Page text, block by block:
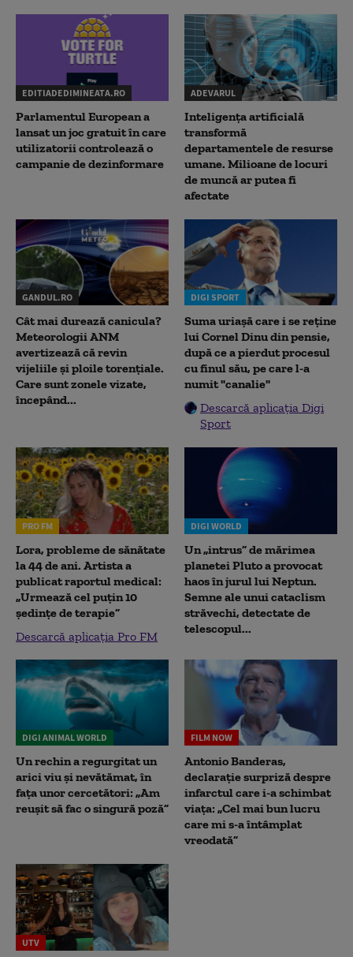
EDITIADEDIMINEATA.RO
Parlamentul European a
lansat un joc gratuit în care
utilizatorii controlează o
campanie de dezinformare
ADEVARUL
Inteligența artificială
transformă
departamentele de resurse
umane. Milioane de locuri
de muncă ar putea fi
afectate
GANDUL.RO
Cât mai durează canicula?
Meteorologii ANM
avertizează că revin
vijeliile și ploile torențiale.
Care sunt zonele vizate,
începând...
DIGI SPORT
Suma uriașă care i se reține
lui Cornel Dinu din pensie,
după ce a pierdut procesul
cu finul său, pe care l-a
numit "canalie"
Descarcă aplicația Digi
Sport
PRO FM
Lora, probleme de sănătate
la 44 de ani. Artista a
publicat raportul medical:
„Urmează cel puțin 10
ședințe de terapie”
Descarcă aplicația Pro FM
DIGI WORLD
Un „intrus” de mărimea
planetei Pluto a provocat
haos în jurul lui Neptun.
Semne ale unui cataclism
străvechi, detectate de
telescopul...
DIGI ANIMAL WORLD
Un rechin a regurgitat un
arici viu și nevătămat, în
fața unor cercetători: „Am
reușit să fac o singură poză”
FILM NOW
Antonio Banderas,
declarație surpriză despre
infarctul care i-a schimbat
viața: „Cel mai bun lucru
care mi s-a întâmplat
vreodată”
UTV